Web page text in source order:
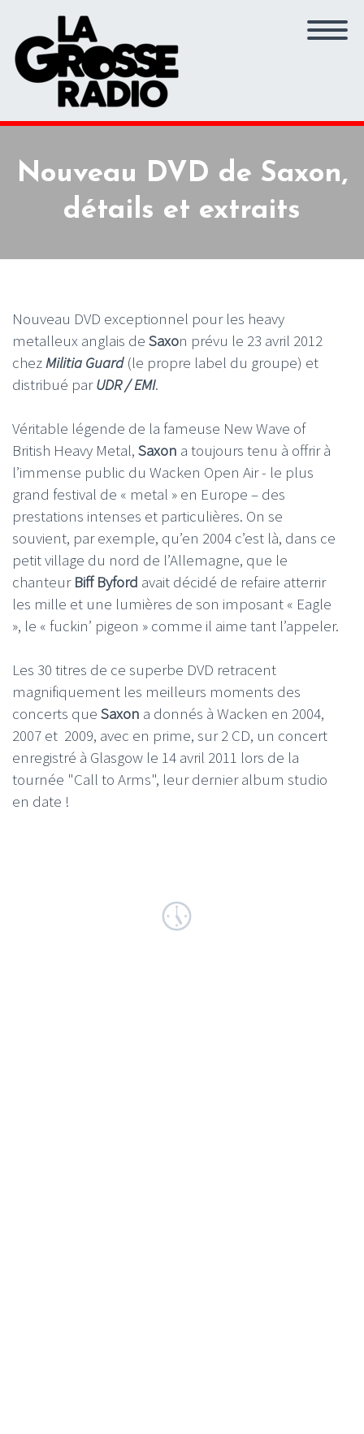
Nouveau DVD de Saxon,
détails et extraits
Nouveau DVD exceptionnel pour les heavy
metalleux anglais de Saxon prévu le 23 avril 2012
chezMilitia Guard(le propre label du groupe) et
distribué parUDR / EMI.
Véritable légende de la fameuse New Wave of
British Heavy Metal, Saxon a toujours tenu à offrir à
l’immense public du Wacken Open Air - le plus
grand festival de « metal » en Europe – des
prestations intenses et particulières. On se
souvient, par exemple, qu’en 2004 c’est là, dans ce
petit village du nord de l’Allemagne, que le
chanteur Biff Byford avait décidé de refaire atterrir
les mille et une lumières de son imposant « Eagle
», le « fuckin’ pigeon » comme il aime tant l’appeler.
Les 30 titres de ce superbe DVD retracent
magnifiquement les meilleurs moments des
concerts que Saxon a donnés à Wacken en 2004,
2007 et 2009, avec en prime, sur 2 CD, un concert
enregistré à Glasgow le 14 avril 2011 lors de la
tournée "Call to Arms", leur dernier album studio
en date !